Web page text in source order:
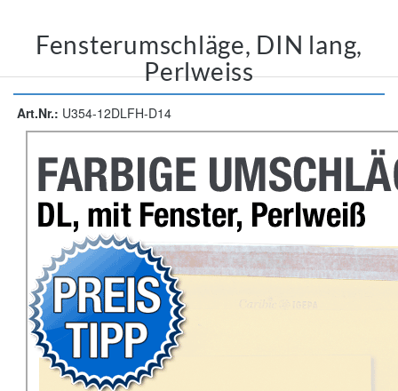
Fensterumschläge, DIN lang,
Perlweiss
Art.Nr.: U354-12DLFH-D14